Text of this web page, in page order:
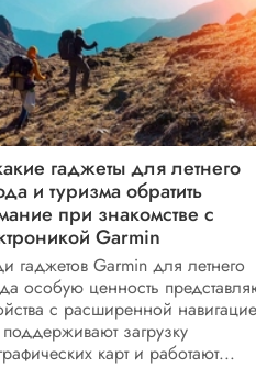
гаджеты для летнего
и туризма обратить
при знакомстве с
Garmin
гаджетов Garmin для летнего
особую ценность
с расширенной
загрузку
карт и работают...